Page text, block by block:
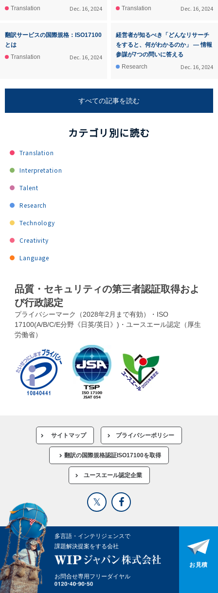
Translation
Dec. 16, 2024
Translation
Dec. 16, 2024
翻訳サービスの国際規格：ISO17100
とは
Translation
Dec. 16, 2024
経営者が知るべき「どんなリサーチ
をすると、何がわかるのか」 ― 情報
参謀が7つの問いに答える
Research
Dec. 16, 2024
すべての記事を読む
カテゴリ別に読む
Translation
Interpretation
Talent
Research
Technology
Creativity
Language
品質・セキュリティの第三者認証取得およ
び行政認定
プライバシーマーク（2028年2月まで有効）・ISO
17100(A/B/C/E分野《日英/英日》)・ユースエール認定（厚生
労働省）
サイトマップ プライバシーポリシー
翻訳の国際規格認証ISO17100を取得
ユースエール認定企業
多言語・インテリジェンスで
課題解決提案をする会社
お問合せ専用フリーダイヤル
お見積